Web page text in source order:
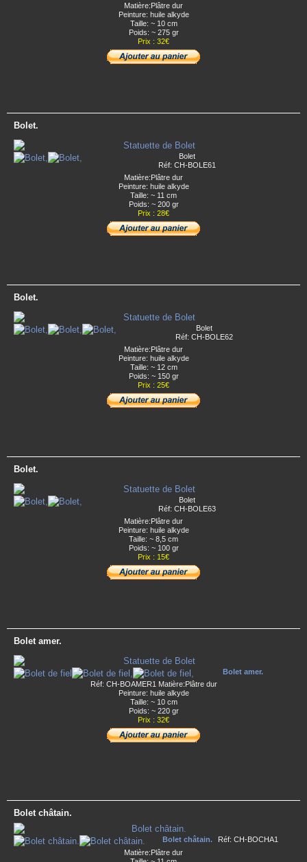
Matière:Plâtre dur
Peinture: huile alkyde
Taille: ~ 10 cm
Poids: ~ 275 gr
Prix : 32€
Bolet.
Bolet
Réf: CH-BOLE61
Matière:Plâtre dur
Peinture: huile alkyde
Taille: ~ 11 cm
Poids: ~ 200 gr
Prix : 28€
Bolet.
Bolet
Réf: CH-BOLE62
Matière:Plâtre dur
Peinture: huile alkyde
Taille: ~ 12 cm
Poids: ~ 150 gr
Prix : 25€
Bolet.
Bolet
Réf: CH-BOLE63
Matière:Plâtre dur
Peinture: huile alkyde
Taille: ~ 8,5 cm
Poids: ~ 100 gr
Prix : 15€
Bolet amer.
Bolet amer.
Réf: CH-BOAMER1 Matière:Plâtre dur
Peinture: huile alkyde
Taille: ~ 10 cm
Poids: ~ 220 gr
Prix : 32€
Bolet châtain.
Bolet châtain.
Réf: CH-BOCHA1
Matière:Plâtre dur